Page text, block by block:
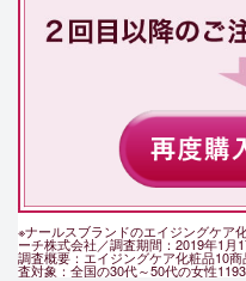
※ナールスブランドのエイジングケア
ーチ株式会社／調査期間：2019年1
調査概要：エイジングケア化粧品10
査対象：全国の30代～50代の女性